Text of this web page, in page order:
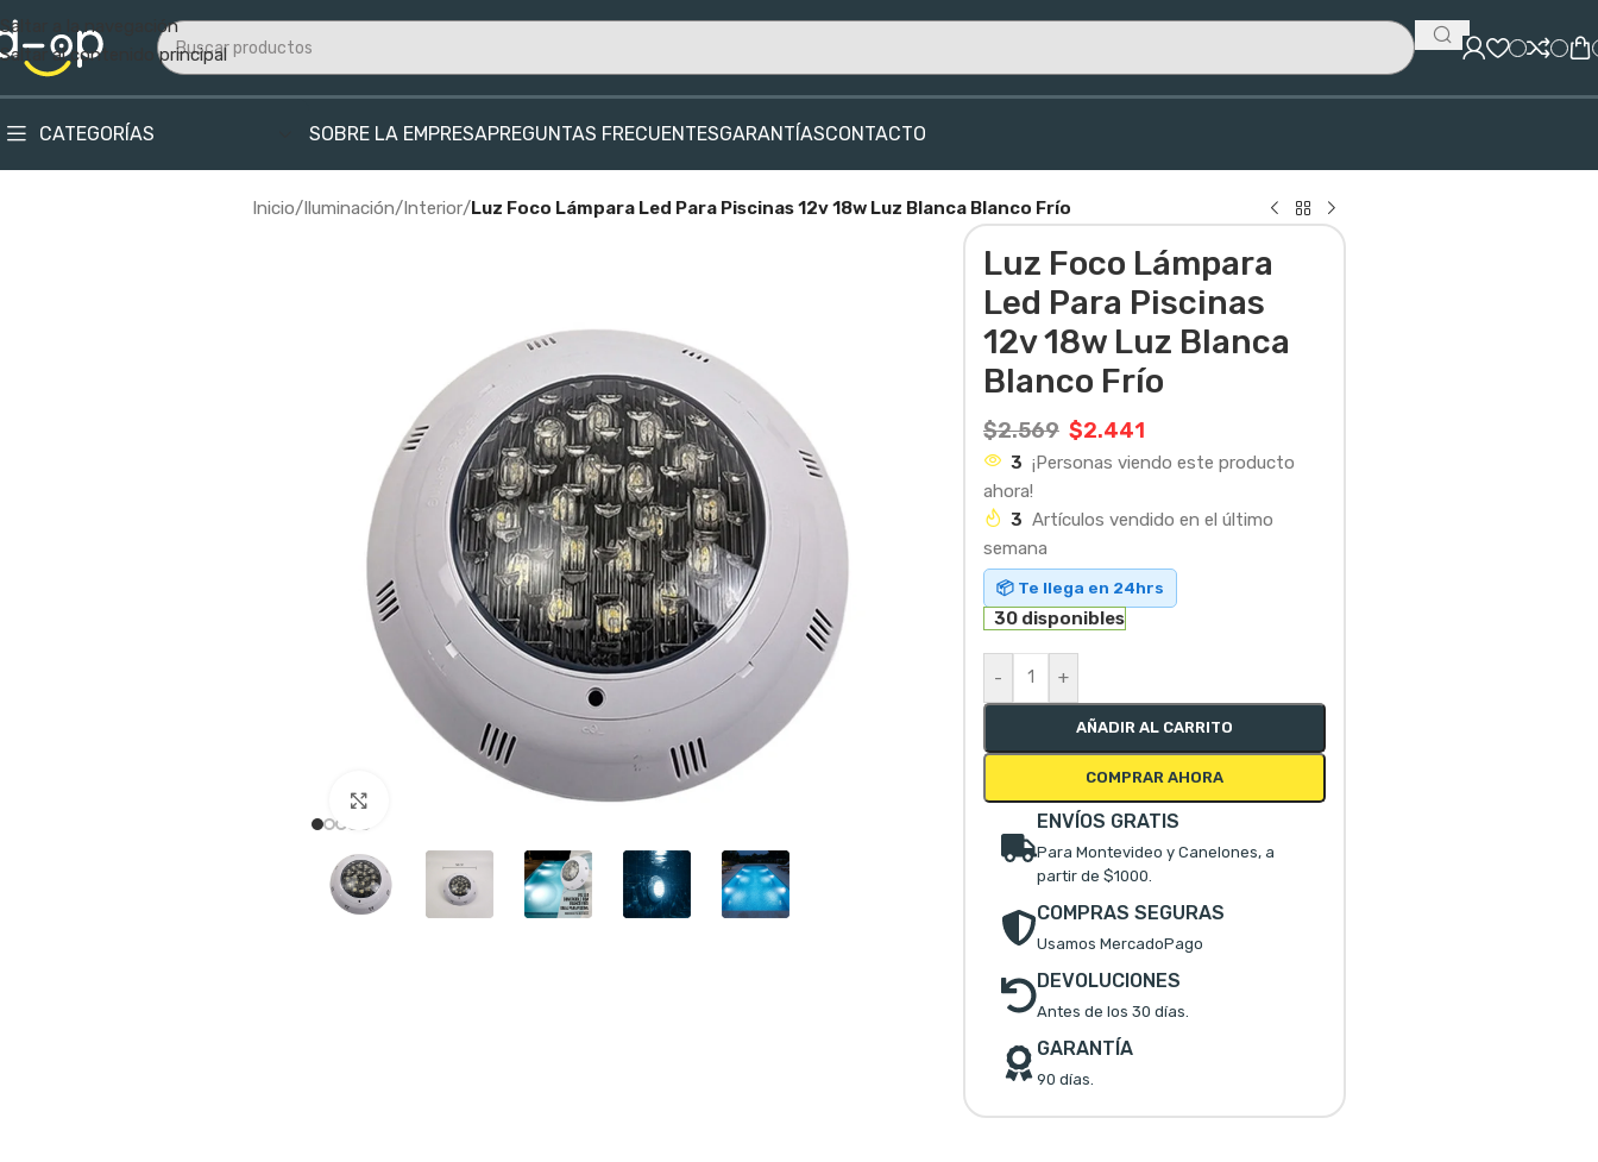
Saltar a la navegación
Saltar al contenido principal
CATEGORÍAS SOBRE LA EMPRESAPREGUNTAS FRECUENTESGARANTÍASCONTACTO
Inicio/Iluminación/Interior/Luz Foco Lámpara Led Para Piscinas 12v 18w Luz Blanca Blanco Frío
Haga clic para ampliar
Luz Foco Lámpara
Led Para Piscinas
12v 18w Luz Blanca
Blanco Frío
$2.569 $2.441
3 ¡Personas viendo este producto
ahora!
3 Artículos vendido en el último
semana
📦 Te llega en 24hrs
30 disponibles
- +
AÑADIR AL CARRITO
COMPRAR AHORA
ENVÍOS GRATIS
Para Montevideo y Canelones, a
partir de $1000.
COMPRAS SEGURAS
Usamos MercadoPago
DEVOLUCIONES
Antes de los 30 días.
GARANTÍA
90 días.